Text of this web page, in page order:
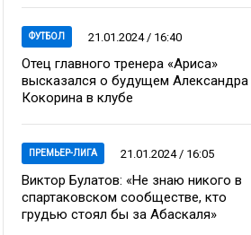
ФУТБОЛ 21.01.2024 / 16:40
Отец главного тренера «Ариса»
высказался о будущем Александра
Кокорина в клубе
ПРЕМЬЕР-ЛИГА 21.01.2024 / 16:05
Виктор Булатов: «Не знаю никого в
спартаковском сообществе, кто
грудью стоял бы за Абаскаля»